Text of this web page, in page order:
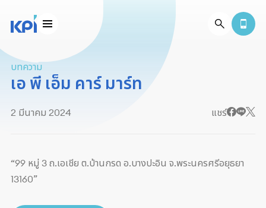
บทความ
เอ พี เอ็ม คาร์ มาร์ท
2 มีนาคม 2024 แชร์
“99 หมู่ 3 ถ.เอเชีย ต.บ้านกรด อ.บางปะอิน จ.พระนครศรีอยุธยา
13160”